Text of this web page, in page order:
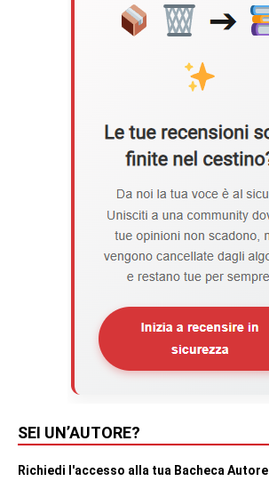
SEI UN’AUTORE?
Richiedi l'accesso alla tua Bacheca Autore